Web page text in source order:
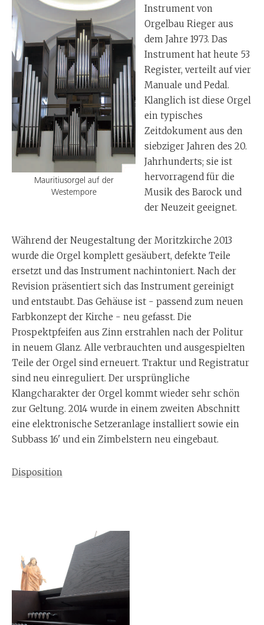
Mauritiusorgel auf der
Westempore
Instrument von
Orgelbau Rieger aus
dem Jahre 1973. Das
Instrument hat heute 53
Register, verteilt auf vier
Manuale und Pedal.
Klanglich ist diese Orgel
ein typisches
Zeitdokument aus den
siebziger Jahren des 20.
Jahrhunderts; sie ist
hervorragend für die
Musik des Barock und
der Neuzeit geeignet.
Während der Neugestaltung der Moritzkirche 2013
wurde die Orgel komplett gesäubert, defekte Teile
ersetzt und das Instrument nachintoniert. Nach der
Revision präsentiert sich das Instrument gereinigt
und entstaubt. Das Gehäuse ist - passend zum neuen
Farbkonzept der Kirche - neu gefasst. Die
Prospektpfeifen aus Zinn erstrahlen nach der Politur
in neuem Glanz. Alle verbrauchten und ausgespielten
Teile der Orgel sind erneuert. Traktur und Registratur
sind neu einreguliert. Der ursprüngliche
Klangcharakter der Orgel kommt wieder sehr schön
zur Geltung. 2014 wurde in einem zweiten Abschnitt
eine elektronische Setzeranlage installiert sowie ein
Subbass 16' und ein Zimbelstern neu eingebaut.
Disposition